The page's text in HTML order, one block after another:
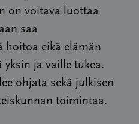
on voitava luottaa
saa
hoitoa eikä elämän
yksin ja vaille tukea.
ohjata sekä julkisen
toimintaa.